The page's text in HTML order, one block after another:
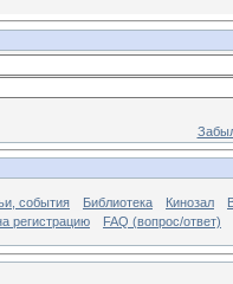
события Библиотека Кинозал
регистрацию
FAQ (вопрос/ответ)